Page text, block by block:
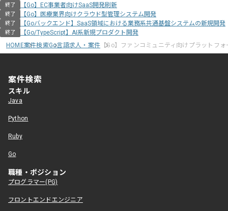
終了 【Go】EC事業者向けSaaS開発刷新
終了 【Go】医療業界向けクラウド型管理システム開発
終了 【Goバックエンド】SaaS領域における業務系共通基盤システムの新規開発
終了
【Go/TypeScript】AI系新規プロダクト開発
HOME案件検索Go言語求人・案件 【Go】ファンコミュニティ向けプラットフ
案件検索
スキル
Java
Python
Ruby
Go
職種・ポジション
プログラマー(PG)
フロントエンドエンジニア